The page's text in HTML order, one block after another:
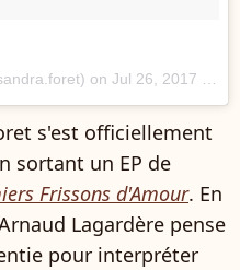
on Jul 26, 2017 at 5:24am PDT
s'est officiellement
sortant un EP de
Frissons d'Amour. En
Lagardère pense
pour interpréter